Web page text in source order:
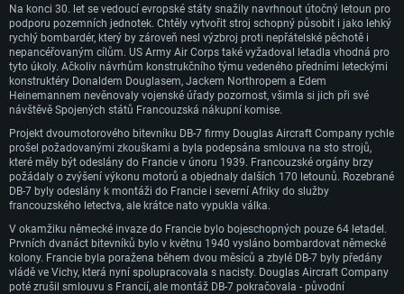
SYSTÉMOVÉ POŽADAVKY
PC
Mac
Linux
Minimální
OS: Windows 10 (64bitový)
Minimální
OS: Mac OS Big Sur 11.0 nebo novější
Minimální
OS: Většina moderních 64bitových distribucí Linuxu
Na konci 30. let se vedoucí evropské státy snažily navrhnout útočný letoun pro
podporu pozemních jednotek. Chtěly vytvořit stroj schopný působit i jako lehký
rychlý bombardér, který by zároveň nesl výzbroj proti nepřátelské pěchotě i
nepancéřovaným cílům. US Army Air Corps také vyžadoval letadla vhodná pro
tyto úkoly. Ačkoliv návrhům konstrukčního týmu vedeného předními leteckými
konstruktéry Donaldem Douglasem, Jackem Northropem a Edem
Heinemannem nevěnovaly vojenské úřady pozornost, všimla si jich při své
návštěvě Spojených států Francouzská nákupní komise.
Projekt dvoumotorového bitevníku DB-7 firmy Douglas Aircraft Company rychle
prošel požadovanými zkouškami a byla podepsána smlouva na sto strojů,
které měly být odeslány do Francie v únoru 1939. Francouzské orgány brzy
požádaly o zvýšení výkonu motorů a objednaly dalších 170 letounů. Rozebrané
DB-7 byly odeslány k montáži do Francie i severní Afriky do služby
francouzského letectva, ale krátce nato vypukla válka.
V okamžiku německé invaze do Francie bylo bojeschopných pouze 64 letadel.
Prvních dvanáct bitevníků bylo v květnu 1940 vysláno bombardovat německé
kolony. Francie byla poražena během dvou měsíců a zbylé DB-7 byly předány
vládě ve Vichy, která nyní spolupracovala s nacisty. Douglas Aircraft Company
poté zrušil smlouvu s Francií, ale montáž DB-7 pokračovala - původní